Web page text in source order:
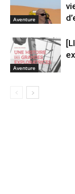
Aventure
Aventure